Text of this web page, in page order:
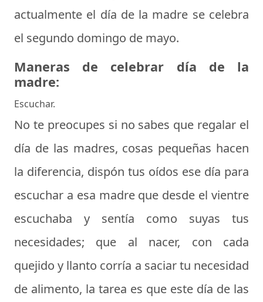
actualmente el día de la madre se celebra
el segundo domingo de mayo.
Maneras de celebrar día de la
madre:
Escuchar.
No te preocupes si no sabes que regalar el
día de las madres, cosas pequeñas hacen
la diferencia, dispón tus oídos ese día para
escuchar a esa madre que desde el vientre
escuchaba y sentía como suyas tus
necesidades; que al nacer, con cada
quejido y llanto corría a saciar tu necesidad
de alimento, la tarea es que este día de las